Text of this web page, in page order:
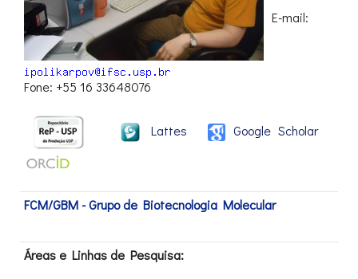
E-mail:
Fone: +55 16 33648076
Lattes Google Scholar
FCM/GBM - Grupo de Biotecnologia Molecular
Áreas e Linhas de Pesquisa: